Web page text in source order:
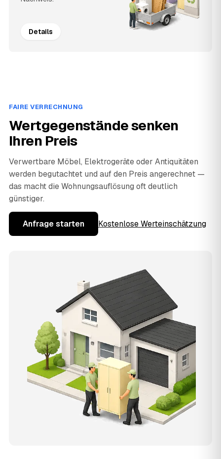
Details
FAIRE VERRECHNUNG
Wertgegenstände senken
Ihren Preis
Verwertbare Möbel, Elektrogeräte oder Antiquitäten
werden begutachtet und auf den Preis angerechnet —
das macht die Wohnungsauflösung oft deutlich
günstiger.
Anfrage starten Kostenlose Werteinschätzung